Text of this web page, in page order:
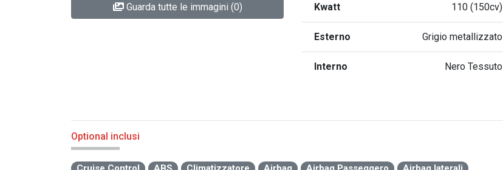
Guarda tutte le immagini (0) Kwatt 110 (150cv)
Esterno Grigio metallizzato
Interno Nero Tessuto
Optional inclusi